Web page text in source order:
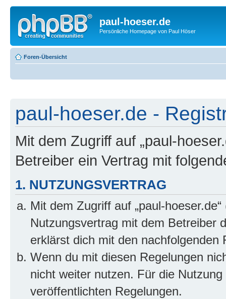
paul-hoeser.de
Persönliche Homepage von Paul Höser
Foren-Übersicht
paul-hoeser.de -
Mit dem Zugriff auf „paul-
Betreiber ein Vertrag mit
1. NUTZUNGSVERTRAG
Mit dem Zugriff auf „paul-
Nutzungsvertrag mit dem Betreiber
erklärst dich mit den nachfolgenden
Wenn du mit diesen Regelungen
nicht weiter nutzen. Für die
veröffentlichten Regelungen.